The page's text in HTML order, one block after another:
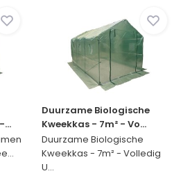
...
Duurzame Biologische
Kweekkas - 7m² - Vo...
Duurzame Biologische
Kweekkas - 7m² - Volledig
U...